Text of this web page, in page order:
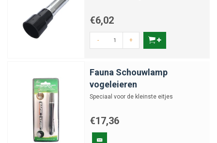
€6,02
- +
Fauna Schouwlamp
vogeleieren
Speciaal voor de kleinste eitjes
€17,36